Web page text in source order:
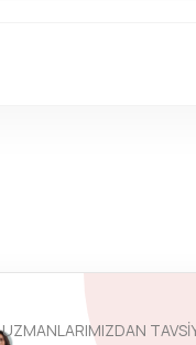
UZMANLARIMIZDAN